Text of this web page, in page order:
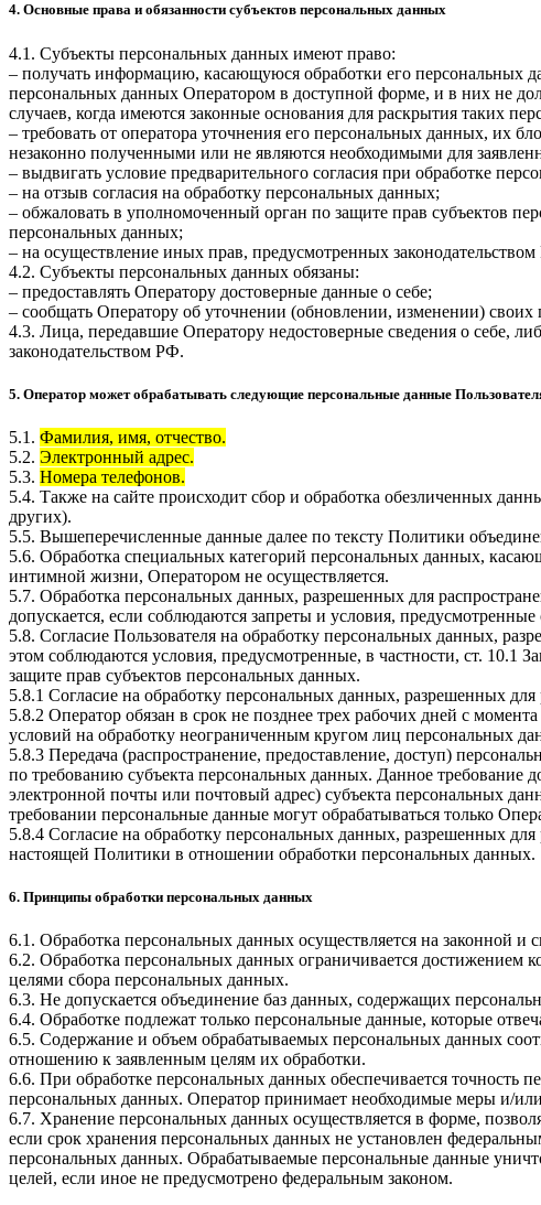
4. Основные права и обязанности субъектов персональных данных
4.1. Субъекты персональных данных имеют право:
– получать информацию, касающуюся обработки его персональных
персональных данных Оператором в доступной форме, и в них не
случаев, когда имеются законные основания для раскрытия таких
– требовать от оператора уточнения его персональных данных, их
незаконно полученными или не являются необходимыми для
– выдвигать условие предварительного согласия при обработке
– на отзыв согласия на обработку персональных данных;
– обжаловать в уполномоченный орган по защите прав субъектов
персональных данных;
– на осуществление иных прав, предусмотренных
4.2. Субъекты персональных данных обязаны:
– предоставлять Оператору достоверные данные о себе;
– сообщать Оператору об уточнении (обновлении, изменении)
4.3. Лица, передавшие Оператору недостоверные сведения о себе,
законодательством РФ.
5. Оператор может обрабатывать следующие персональные данные
5.1. Фамилия, имя, отчество.
5.2. Электронный адрес.
5.3. Номера телефонов.
5.4. Также на сайте происходит сбор и обработка обезличенных
других).
5.5. Вышеперечисленные данные далее по тексту Политики
5.6. Обработка специальных категорий персональных данных,
интимной жизни, Оператором не осуществляется.
5.7. Обработка персональных данных, разрешенных для
допускается, если соблюдаются запреты и условия,
5.8. Согласие Пользователя на обработку персональных данных,
этом соблюдаются условия, предусмотренные, в частности, ст. 10.1
защите прав субъектов персональных данных.
5.8.1 Согласие на обработку персональных данных, разрешенных
5.8.2 Оператор обязан в срок не позднее трех рабочих дней с
условий на обработку неограниченным кругом лиц персональных
5.8.3 Передача (распространение, предоставление, доступ)
по требованию субъекта персональных данных. Данное
электронной почты или почтовый адрес) субъекта персональных
требовании персональные данные могут обрабатываться только
5.8.4 Согласие на обработку персональных данных, разрешенных
настоящей Политики в отношении обработки персональных данных.
6. Принципы обработки персональных данных
6.1. Обработка персональных данных осуществляется на законной и
6.2. Обработка персональных данных ограничивается достижением
целями сбора персональных данных.
6.3. Не допускается объединение баз данных, содержащих
6.4. Обработке подлежат только персональные данные, которые
6.5. Содержание и объем обрабатываемых персональных данных
отношению к заявленным целям их обработки.
6.6. При обработке персональных данных обеспечивается точность
персональных данных. Оператор принимает необходимые меры и/
6.7. Хранение персональных данных осуществляется в форме,
если срок хранения персональных данных не установлен
персональных данных. Обрабатываемые персональные данные
целей, если иное не предусмотрено федеральным законом.